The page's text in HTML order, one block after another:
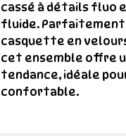
cassé à détails fluo
fluide. Parfaitement
casquette en
cet ensemble offre
tendance, idéale
confortable.